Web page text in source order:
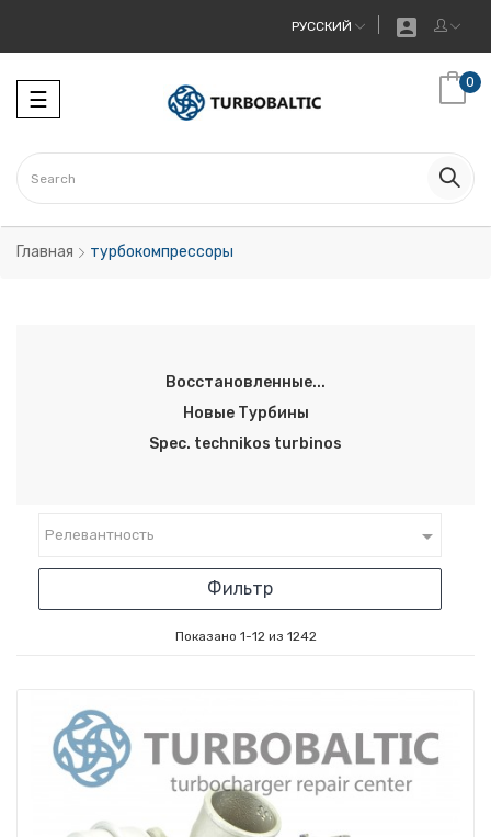
РУССКИЙ 
Toggle
navigation
☰
0
Главная турбокомпрессоры
Восстановленные...
Новые Tурбины
Spec. technikos turbinos
Релевантность 
Фильтр
Показано 1-12 из 1242